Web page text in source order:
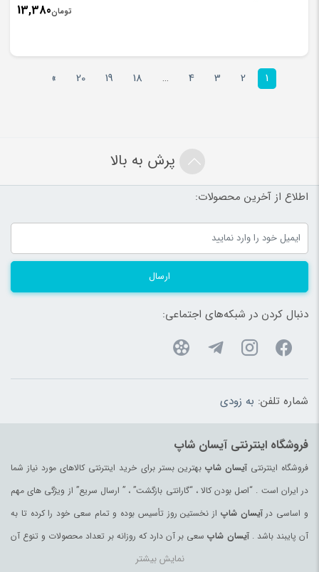
تومان13,380
1
2
3
4
…
18
19
20
»
پرش به بالا
اطلاع از آخرین محصولات:
ارسال
دنبال کردن در شبکه‌های اجتماعی:
شماره تلفن: به زودی
فروشگاه اینترنتی آیسان شاپ
فروشگاه اینترنتیآیسان شاپبهترین بستر برای خرید اینترنتی کالاهای مورد نیاز شما
در ایران است . “اصل بودن کالا ، “گارانتی بازگشت” ، ” ارسال سریع” از ویژگی های مهم
و اساسی درآیسان شاپ از نخستین روز تأسیس بوده و تمام سعی خود را کرده تا به
آن پایبند باشد .آیسان شاپ سعی بر آن دارد که روزانه بر تعداد محصولات و تنوع آن
بیفزاید تا بتواند نیاز همه ی افراد با هر نوع سلیقه را در خرید محصولات اینترنتی مرتفع
نمایش بیشتر